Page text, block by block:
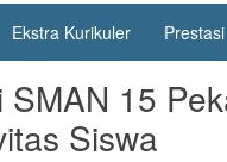
Ekstra Kurikuler Prestasi
15
Siswa